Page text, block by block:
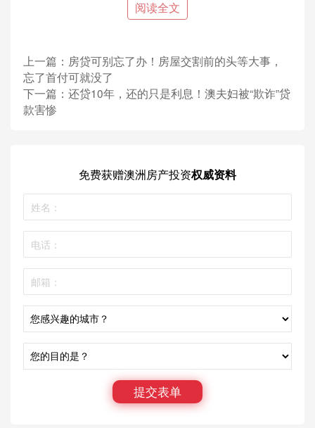
师、银行、会计师等相关人员，尽可能的缩短贷款办
贴心服务：
优秀且经验丰富的贷款经理，随时为您答疑解惑。贴
心的售后跟踪服务，让您可以随时了解最新的利率优
惠信息。
制投资规划，为您制订最合适的方案。
长期稳定：
我们和每一位客人建立长期稳定的关系，为客人的财
务计划提供建议以及服务。为客户提供全局、长远的
金融规划。
关于至尚
阅读全文
上一篇： 房贷可别忘了办！房屋交割前的头等大事，
忘了首付可就没了
下一篇： 还贷10年，还的只是利息！澳夫妇被“欺诈”贷
款害惨
免费获赠澳洲房产投资权威资料
提交表单